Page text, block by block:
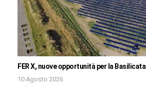
FER X, nuove opportunità per la Basilicata
10 Agosto 2026